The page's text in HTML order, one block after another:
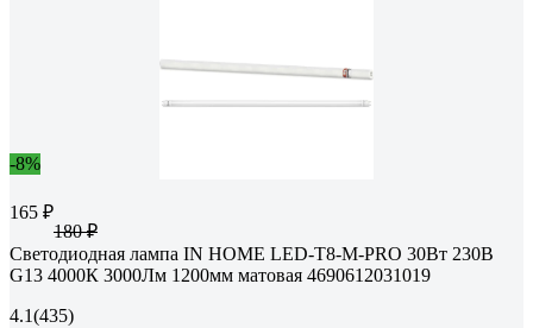
-8%
165 ₽
180 ₽
Светодиодная лампа IN HOME LED-T8-М-PRO 30Вт 230В
G13 4000К 3000Лм 1200мм матовая 4690612031019
4.1(435)